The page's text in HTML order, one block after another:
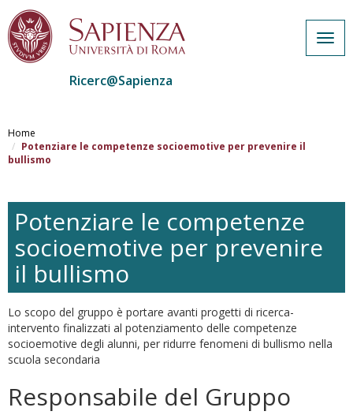
al
contenuto
principale
Ricerc@Sapienza
Home
Potenziare le competenze socioemotive per prevenire il
bullismo
Potenziare le competenze
socioemotive per prevenire
il bullismo
Lo scopo del gruppo è portare avanti progetti di ricerca-
intervento finalizzati al potenziamento delle competenze
socioemotive degli alunni, per ridurre fenomeni di bullismo nella
scuola secondaria
Responsabile del Gruppo